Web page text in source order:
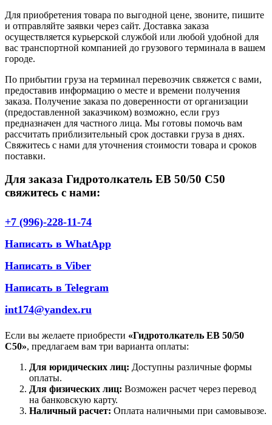
Для приобретения товара по выгодной цене, звоните, пишите
и отправляйте заявки через сайт. Доставка заказа
осуществляется курьерской службой или любой удобной для
вас транспортной компанией до грузового терминала в вашем
городе.
По прибытии груза на терминал перевозчик свяжется с вами,
предоставив информацию о месте и времени получения
заказа. Получение заказа по доверенности от организации
(предоставленной заказчиком) возможно, если груз
предназначен для частного лица. Мы готовы помочь вам
рассчитать приблизительный срок доставки груза в днях.
Свяжитесь с нами для уточнения стоимости товара и сроков
поставки.
Для заказа Гидротолкатель EB 50/50 С50
свяжитесь с нами:
+7 (996)-228-11-74
Написать в WhatApp
Написать в Viber
Написать в Telegram
int174@yandex.ru
Если вы желаете приобрести «Гидротолкатель EB 50/50
С50», предлагаем вам три варианта оплаты:
Для юридических лиц: Доступны различные формы
оплаты.
Для физических лиц: Возможен расчет через перевод
на банковскую карту.
Наличный расчет: Оплата наличными при самовывозе.